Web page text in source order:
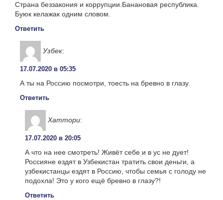
Страна беззакония и коррупции.Банановая республика.
Буюк келажак одним словом.
Ответить
Узбек:
17.07.2020 в 05:35
А ты на Россию посмотри, тоесть на бревно в глазу.
Ответить
Хаттори:
17.07.2020 в 20:05
А что на нее смотреть! Живёт себе и в ус не дует!
Россияне ездят в Узбекистан тратить свои деньги, а
узбекистанцы ездят в Россию, чтобы семья с голоду не
подохла! Это у кого ещё бревно в глазу?!
Ответить